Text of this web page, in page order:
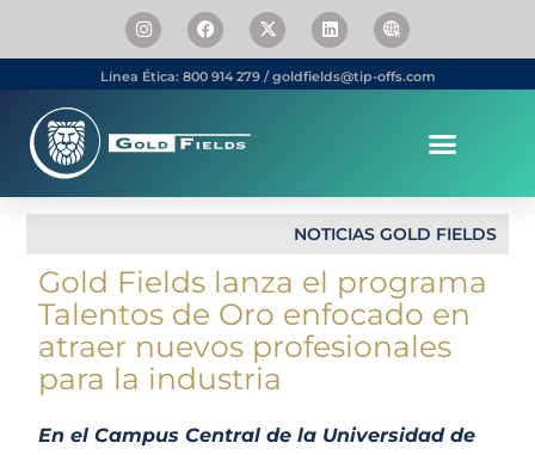
Línea Ética: 800 914 279 / goldfields@tip-offs.com
NOTICIAS GOLD FIELDS
Gold Fields lanza el programa
Talentos de Oro enfocado en
atraer nuevos profesionales
para la industria
En el Campus Central de la Universidad de